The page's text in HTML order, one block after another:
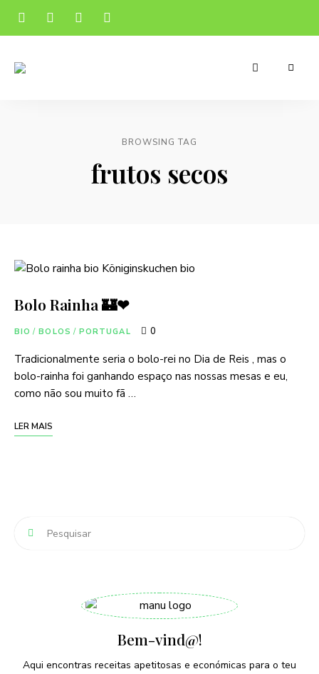
BROWSING TAG
frutos secos
Bolo Rainha 🏰❤
BIO / BOLOS / PORTUGAL 0
Tradicionalmente seria o bolo-rei no Dia de Reis , mas o
bolo-rainha foi ganhando espaço nas nossas mesas e eu,
como não sou muito fã …
LER MAIS
Bem-vind@!
Aqui encontras receitas apetitosas e económicas para o teu